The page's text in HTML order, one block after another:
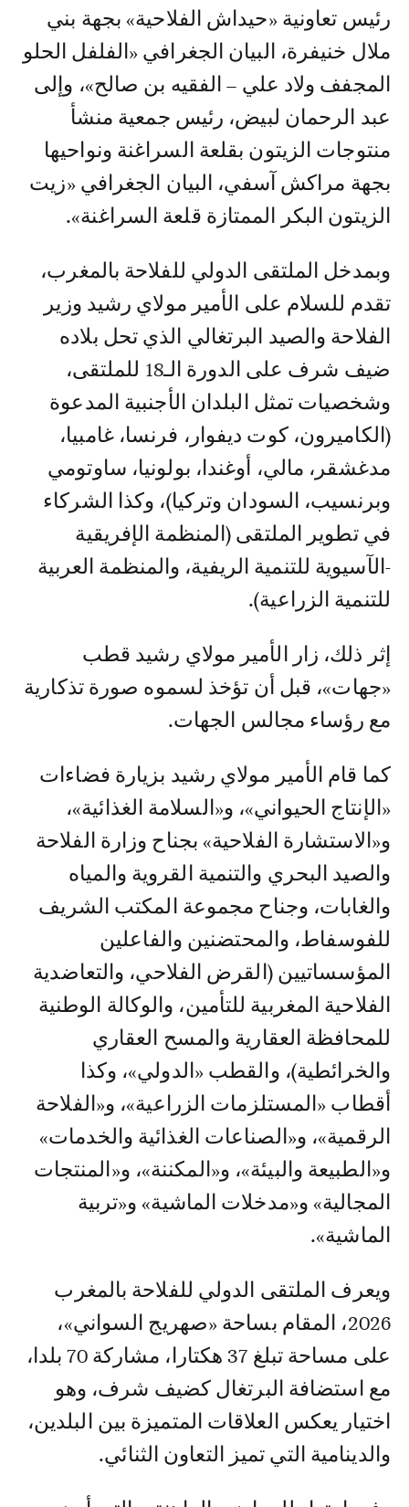
رئيس تعاونية «حيداش الفلاحية» بجهة بني
ملال خنيفرة، البيان الجغرافي «الفلفل الحلو
المجفف ولاد علي – الفقيه بن صالح»، وإلى
عبد الرحمان لبيض، رئيس جمعية منشأ
منتوجات الزيتون بقلعة السراغنة ونواحيها
بجهة مراكش آسفي، البيان الجغرافي «زيت
الزيتون البكر الممتازة قلعة السراغنة».
وبمدخل الملتقى الدولي للفلاحة بالمغرب،
تقدم للسلام على الأمير مولاي رشيد وزير
الفلاحة والصيد البرتغالي الذي تحل بلاده
ضيف شرف على الدورة الـ18 للملتقى،
وشخصيات تمثل البلدان الأجنبية المدعوة
(الكاميرون، كوت ديفوار، فرنسا، غامبيا،
مدغشقر، مالي، أوغندا، بولونيا، ساوتومي
وبرنسيب، السودان وتركيا)، وكذا الشركاء
في تطوير الملتقى (المنظمة الإفريقية
-الآسيوية للتنمية الريفية، والمنظمة العربية
للتنمية الزراعية).
إثر ذلك، زار الأمير مولاي رشيد قطب
«جهات»، قبل أن تؤخذ لسموه صورة تذكارية
مع رؤساء مجالس الجهات.
كما قام الأمير مولاي رشيد بزيارة فضاءات
«الإنتاج الحيواني»، و«السلامة الغذائية»،
و«الاستشارة الفلاحية» بجناح وزارة الفلاحة
والصيد البحري والتنمية القروية والمياه
والغابات، وجناح مجموعة المكتب الشريف
للفوسفاط، والمحتضنين والفاعلين
المؤسساتيين (القرض الفلاحي، والتعاضدية
الفلاحية المغربية للتأمين، والوكالة الوطنية
للمحافظة العقارية والمسح العقاري
والخرائطية)، والقطب «الدولي»، وكذا
أقطاب «المستلزمات الزراعية»، و«الفلاحة
الرقمية»، و«الصناعات الغذائية والخدمات»
و«الطبيعة والبيئة»، و«المكننة»، و«المنتجات
المجالية» و«مدخلات الماشية» و«تربية
الماشية».
ويعرف الملتقى الدولي للفلاحة بالمغرب
2026، المقام بساحة «صهريج السواني»،
على مساحة تبلغ 37 هكتارا، مشاركة 70 بلدا،
مع استضافة البرتغال كضيف شرف، وهو
اختيار يعكس العلاقات المتميزة بين البلدين،
والدينامية التي تميز التعاون الثنائي.